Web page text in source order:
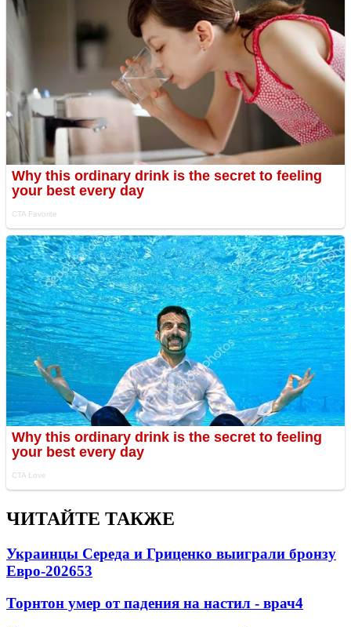
ЧИТАЙТЕ ТАКЖЕ
Украинцы Середа и Гриценко выиграли бронзу
Евро-202653
Торнтон умер от падения на настил - врач4